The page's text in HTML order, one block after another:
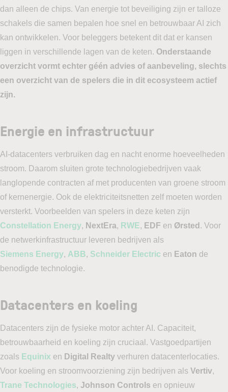
dan alleen de chips. Van energie tot beveiliging zijn er talloze
schakels die samen bepalen hoe snel en betrouwbaar AI zich
kan ontwikkelen. Voor beleggers betekent dit dat er kansen
liggen in verschillende lagen van de keten. Onderstaande
overzicht vormt echter géén advies of aanbeveling, slechts
een overzicht van de spelers die in dit ecosysteem actief
zijn.
Energie en infrastructuur
AI-datacenters verbruiken dag en nacht enorme hoeveelheden
stroom. Daarom sluiten grote technologiebedrijven vaak
langlopende contracten af met producenten van groene stroom
of kernenergie. Ook de elektriciteitsnetten zelf moeten worden
versterkt. Voorbeelden van spelers in deze keten zijn
Constellation Energy, NextEra, RWE, EDF en Ørsted . Voor
de netwerkinfrastructuur leveren bedrijven als
Siemens Energy, ABB, Schneider Electric en Eaton de
benodigde technologie.
Datacenters en koeling
Datacenters zijn de fysieke motor achter AI. Capaciteit,
betrouwbaarheid en koeling zijn cruciaal. Vastgoedpartijen
zoals Equinix en Digital Realty verhuren datacenterlocaties.
Voor koeling en stroomvoorziening zijn bedrijven als Vertiv,
Trane Technologies, Johnson Controls en opnieuw